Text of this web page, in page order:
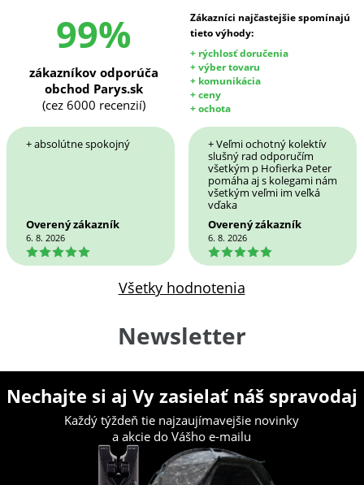
99%
Zákazníci najčastejšie spomínajú
tieto výhody:
+ rýchlosť doručenia
+ výber tovaru
+ komunikácia
+ ceny
+ ochota
zákazníkov odporúča
obchod Parys.sk
(cez 6000 recenzií)
+ absolútne spokojný
Overený zákazník
6. 8. 2026
5
+ Veľmi ochotný kolektív
slušný rad odporučím
všetkým p Hofierka Peter
pomáha aj s kolegami nám
všetkým veľmi im veľká
vďaka
Overený zákazník
6. 8. 2026
5
Všetky hodnotenia
Newsletter
Nechajte si aj Vy zasielať náš spravodaj
Každý týždeň tie najzaujímavejšie novinky
a akcie do Vášho e-mailu